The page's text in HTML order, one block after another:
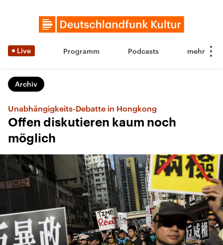
Live Programm Podcasts
Archiv
Unabhängigkeits-Debatte in Hongkong
Offen diskutieren kaum noch
möglich